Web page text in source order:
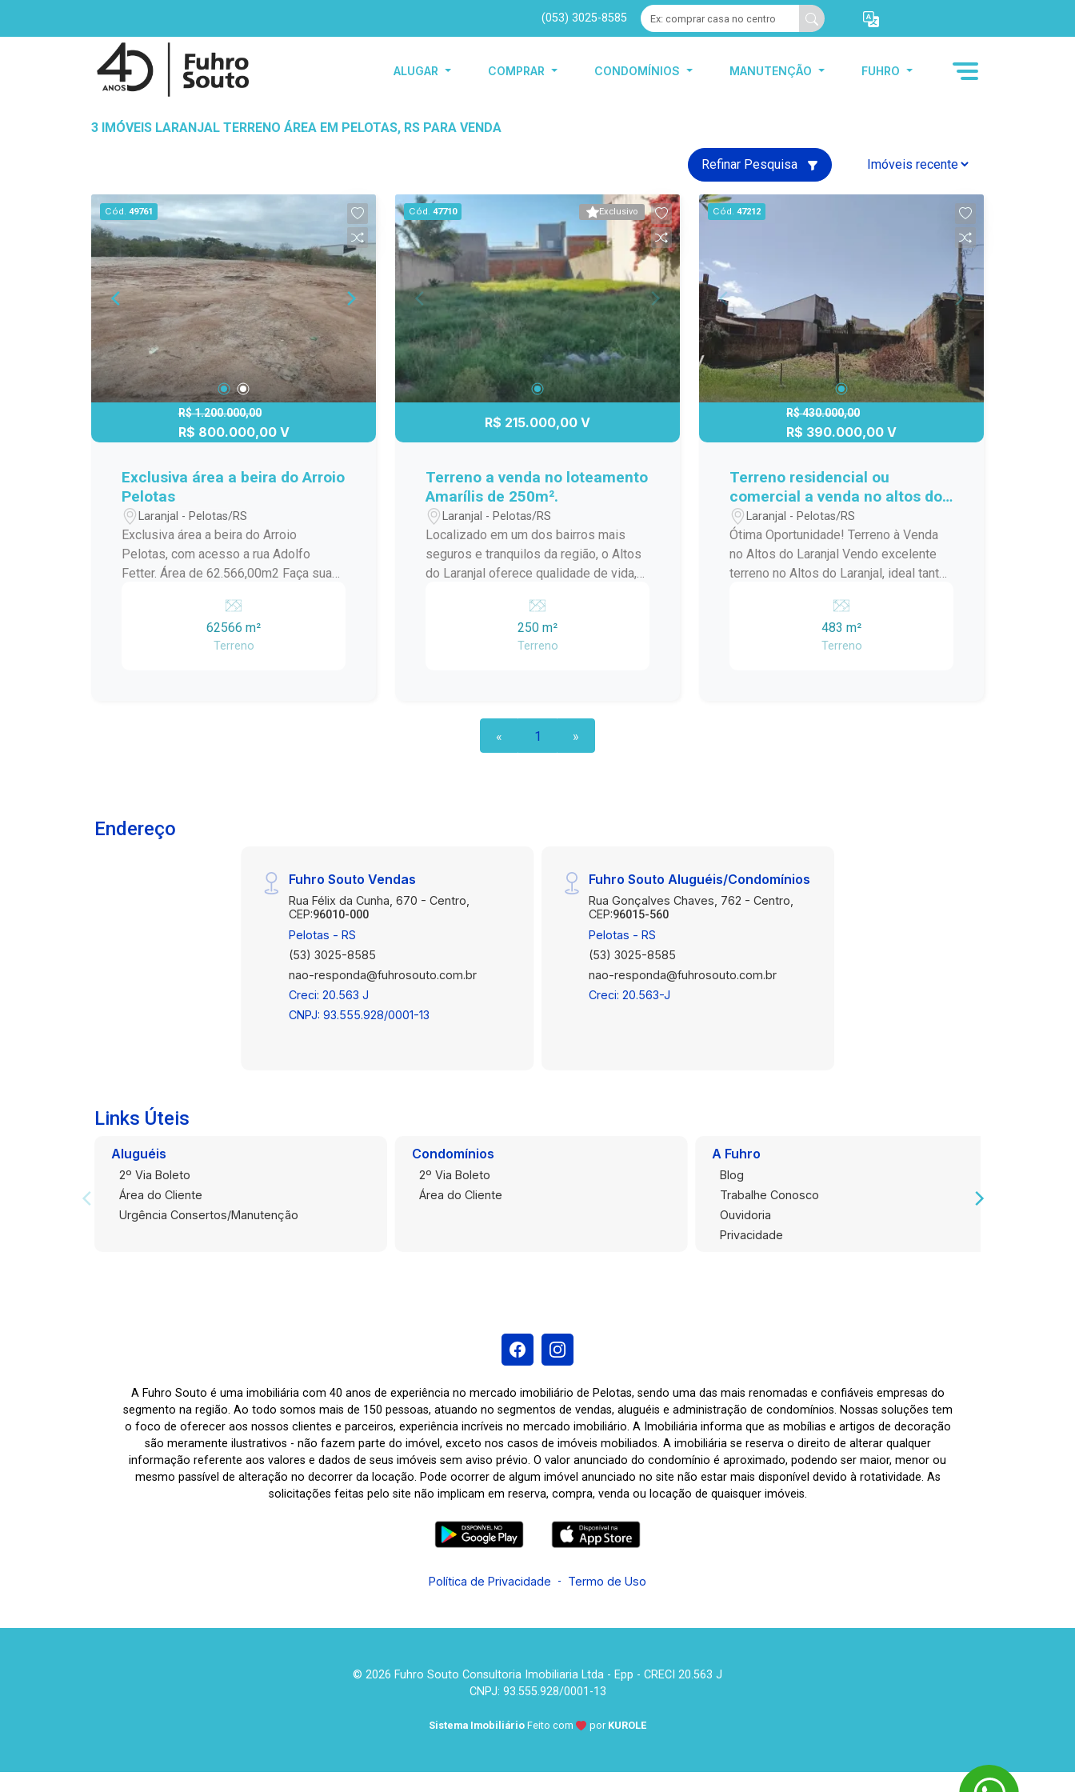
(053) 3025-8585
ALUGAR COMPRAR CONDOMÍNIOS MANUTENÇÃO FUHRO
3 IMÓVEIS LARANJAL TERRENO ÁREA EM PELOTAS, RS PARA VENDA
Refinar Pesquisa
Cód. 49761
R$ 1.200.000,00
R$ 800.000,00 V
Exclusiva área a beira do Arroio
Pelotas
Laranjal - Pelotas/RS
Exclusiva área a beira do Arroio
Pelotas, com acesso a rua Adolfo
Fetter. Área de 62.566,00m2 Faça sua
62566 m²
Terreno
Exclusivo
Cód. 47710
R$ 215.000,00 V
Terreno a venda no loteamento
Amarílis de 250m².
Laranjal - Pelotas/RS
Localizado em um dos bairros mais
seguros e tranquilos da região, o Altos
do Laranjal oferece qualidade de vida,
ao centro da cidade. Terreno plano,
ideal para construção imediata
Documentação em dia Bairro em
250 m²
Terreno
Cód. 47212
R$ 430.000,00
R$ 390.000,00 V
Terreno residencial ou
comercial a venda no altos do
Laranjal.
Laranjal - Pelotas/RS
Ótima Oportunidade! Terreno à Venda
no Altos do Laranjal Vendo excelente
terreno no Altos do Laranjal, ideal tanto
empreendimento comercial.
Localização privilegiada, em uma região
em constante valorização. Destaques:
483 m²
Terreno
« 1 »
Endereço
Fuhro Souto Vendas
Rua Félix da Cunha, 670 - Centro,
CEP:96010-000
Pelotas - RS
(53) 3025-8585
nao-responda@fuhrosouto.com.br
Creci: 20.563 J
CNPJ: 93.555.928/0001-13
Fuhro Souto Aluguéis/Condomínios
Rua Gonçalves Chaves, 762 - Centro,
CEP:96015-560
Pelotas - RS
(53) 3025-8585
nao-responda@fuhrosouto.com.br
Creci: 20.563-J
Links Úteis
Aluguéis
2º Via Boleto
Área do Cliente
Urgência Consertos/Manutenção
Condomínios
2º Via Boleto
Área do Cliente
A Fuhro
Blog
Trabalhe Conosco
Ouvidoria
Privacidade
A Fuhro Souto é uma imobiliária com 40 anos de experiência no mercado imobiliário de Pelotas, sendo uma das mais renomadas e confiáveis empresas do
segmento na região. Ao todo somos mais de 150 pessoas, atuando no segmentos de vendas, aluguéis e administração de condomínios. Nossas soluções tem
o foco de oferecer aos nossos clientes e parceiros, experiência incríveis no mercado imobiliário. A Imobiliária informa que as mobílias e artigos de decoração
são meramente ilustrativos - não fazem parte do imóvel, exceto nos casos de imóveis mobiliados. A imobiliária se reserva o direito de alterar qualquer
informação referente aos valores e dados de seus imóveis sem aviso prévio. O valor anunciado do condomínio é aproximado, podendo ser maior, menor ou
mesmo passível de alteração no decorrer da locação. Pode ocorrer de algum imóvel anunciado no site não estar mais disponível devido à rotatividade. As
solicitações feitas pelo site não implicam em reserva, compra, venda ou locação de quaisquer imóveis.
Política de Privacidade - Termo de Uso
© 2026 Fuhro Souto Consultoria Imobiliaria Ltda - Epp - CRECI 20.563 J
CNPJ: 93.555.928/0001-13
Sistema Imobiliário Feito com por KUROLE